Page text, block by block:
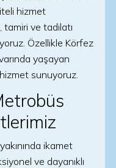
hizmet
tamiri ve tadilatı
Özellikle Körfez
yaşayan
sunuyoruz.
ikamet
ve dayanıklı